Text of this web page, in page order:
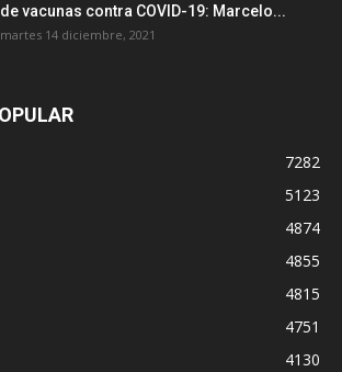
de vacunas contra COVID-19: Marcelo...
martes 14 diciembre, 2021
7282
5123
4874
4855
4815
4751
4130